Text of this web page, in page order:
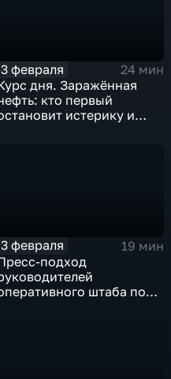
3 февраля
24 мин
дня. Заражённая
кто первый
истерику и
3 февраля
19 мин
подход
штаба по